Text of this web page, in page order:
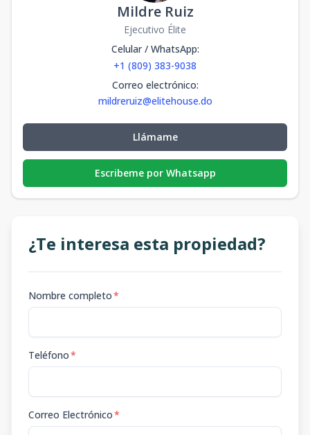
Mildre Ruiz
Ejecutivo Élite
Celular / WhatsApp:
+1 (809) 383-9038
Correo electrónico:
mildreruiz@elitehouse.do
Llámame
Escribeme por Whatsapp
¿Te interesa esta propiedad?
Nombre completo*
Teléfono*
Correo Electrónico*